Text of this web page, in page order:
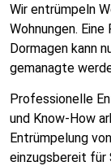
Wir entrümpeln
Wohnungen.
Dormagen kann
gemanagte
Professionelle
und Know-How
Entrümpelung
einzugsbereit für